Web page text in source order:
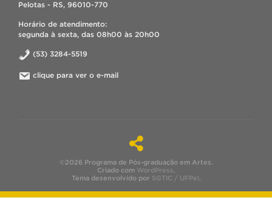
Pelotas - RS, 96010-770
Horário de atendimento:
segunda à sexta, das 08h00 às 20h00
(53) 3284-5519
clique para ver o e-mail
©2026 Programa de Pós-graduação em Artes.
Criado com WordPress.
Tema desenvolvido por SGTIC / UFPel .